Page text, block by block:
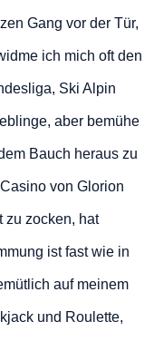
Gang vor der Tür,
ich mich oft den
Ski Alpin
aber bemühe
Bauch heraus zu
von Glorion
zu zocken, hat
ist fast wie in
auf meinem
und Roulette,